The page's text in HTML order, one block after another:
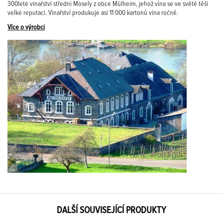
300leté vinařství střední Mosely z obce Mülheim, jehož vína se ve světě těší
velké reputaci. Vinařství produkuje asi 11 000 kartonů vína ročně.
Více o výrobci
DALŠÍ SOUVISEJÍCÍ PRODUKTY